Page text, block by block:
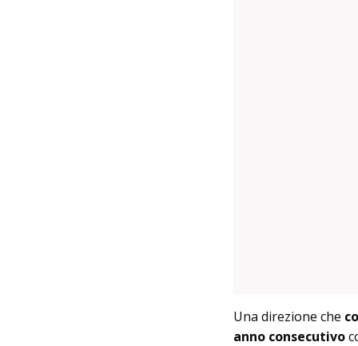
Una direzione che
anno consecutivo